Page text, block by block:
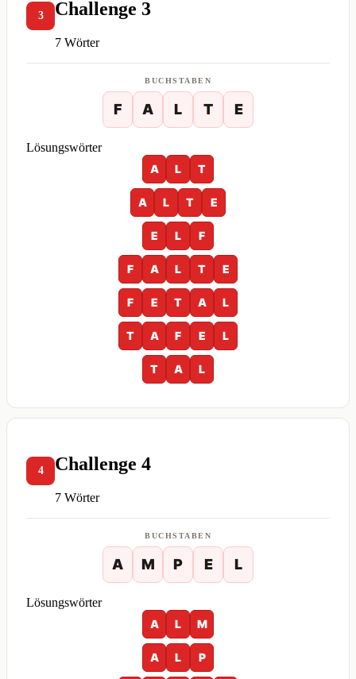
3 Challenge 3
7 Wörter
BUCHSTABEN
F A L T E
Lösungswörter
A
L T
A L T E
E L F
F A L T E
F E T A L
T A F E L
T A L
4 Challenge 4
7 Wörter
BUCHSTABEN
A M P E L
Lösungswörter
A
L M
A L P